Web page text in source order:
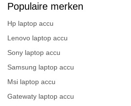
Populaire merken
Hp laptop accu
Lenovo laptop accu
Sony laptop accu
Samsung laptop accu
Msi laptop accu
Gatewaty laptop accu